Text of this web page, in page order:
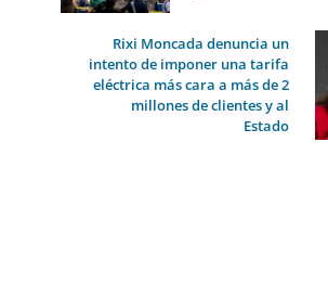
Rixi Moncada denuncia un
intento de imponer una tarifa
eléctrica más cara a más de 2
millones de clientes y al
Estado